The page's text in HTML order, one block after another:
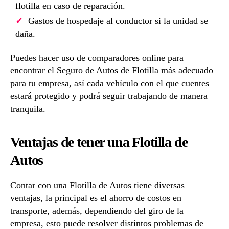
flotilla en caso de reparación.
Gastos de hospedaje al conductor si la unidad se
daña.
Puedes hacer uso de comparadores online para
encontrar el Seguro de Autos de Flotilla más adecuado
para tu empresa, así cada vehículo con el que cuentes
estará protegido y podrá seguir trabajando de manera
tranquila.
Ventajas de tener una Flotilla de
Autos
Contar con una Flotilla de Autos tiene diversas
ventajas, la principal es el ahorro de costos en
transporte, además, dependiendo del giro de la
empresa, esto puede resolver distintos problemas de